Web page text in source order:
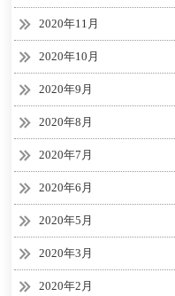
2020年11月
2020年10月
2020年9月
2020年8月
2020年7月
2020年6月
2020年5月
2020年3月
2020年2月